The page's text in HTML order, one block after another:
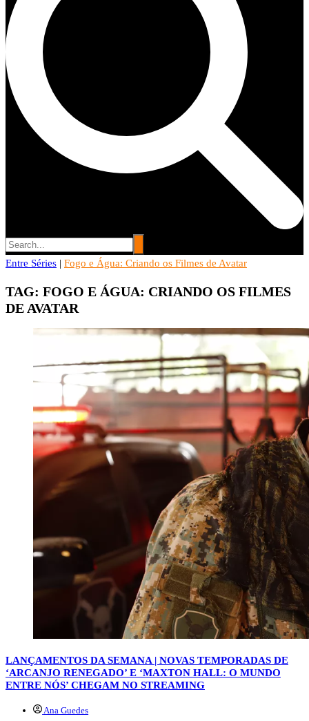
Entre Séries
Entre Séries | Fogo e Água: Criando os Filmes de Avatar
TAG: FOGO E ÁGUA: CRIANDO OS FILMES
DE AVATAR
LANÇAMENTOS DA SEMANA | NOVAS TEMPORADAS DE
‘ARCANJO RENEGADO’ E ‘MAXTON HALL: O MUNDO
ENTRE NÓS’ CHEGAM NO STREAMING
Ana Guedes